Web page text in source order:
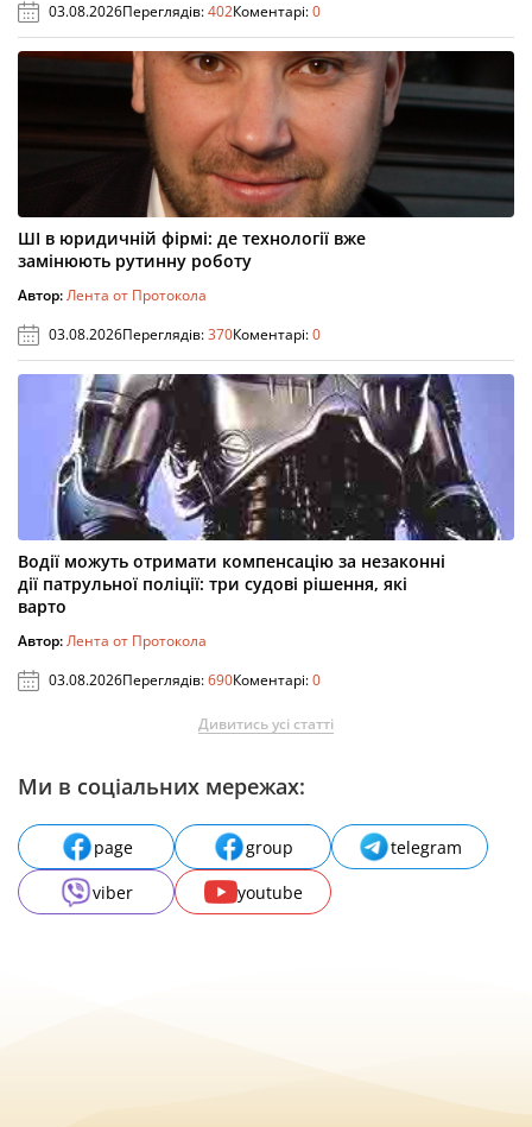
03.08.2026Переглядів:402Коментарі:0
ШІ в юридичній фірмі: де технології вже
замінюють рутинну роботу
Автор:Лента от Протокола
03.08.2026Переглядів:370Коментарі:0
Водії можуть отримати компенсацію за незаконні
дії патрульної поліції: три судові рішення, які
варто
Автор:Лента от Протокола
03.08.2026Переглядів:690Коментарі:0
Дивитись усі статті
Ми в соціальних мережах:
page group
telegram
viber
youtube